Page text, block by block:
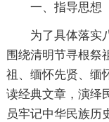
一、指导思想
为了具体落实
围绕清明节寻根祭
祖、缅怀先贤、缅
读经典文章，演绎
员牢记中华民族历